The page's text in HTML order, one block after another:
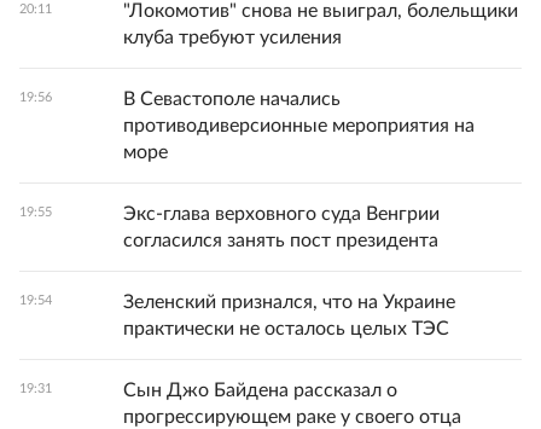
20:11
"Локомотив" снова не выиграл, болельщики
клуба требуют усиления
19:56
В Севастополе начались
противодиверсионные мероприятия на
море
19:55
Экс-глава верховного суда Венгрии
согласился занять пост президента
19:54
Зеленский признался, что на Украине
практически не осталось целых ТЭС
19:31
Сын Джо Байдена рассказал о
прогрессирующем раке у своего отца